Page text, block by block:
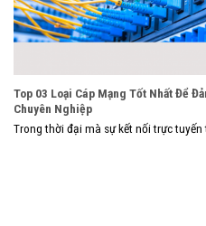
Top 03 Loại Cáp Mạng Tốt Nhất Để
Chuyên Nghiệp
Trong thời đại mà sự kết nối trực